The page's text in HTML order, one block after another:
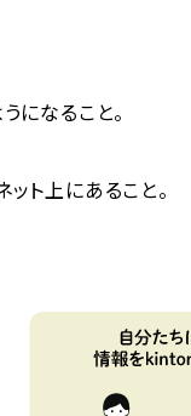
になること。
ト上にあること。